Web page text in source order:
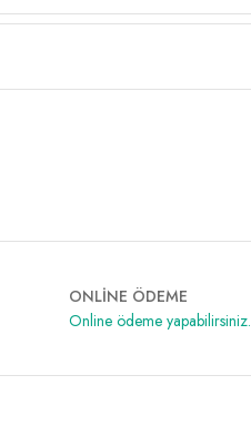
ONLİNE ÖDEME
Online ödeme yapabilirsiniz.